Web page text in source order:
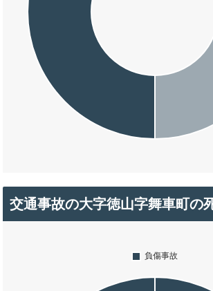
交通事故の大字徳山字舞車町の